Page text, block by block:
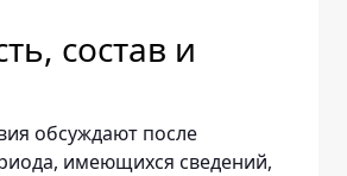
состав и
обсуждают после
имеющихся сведений,